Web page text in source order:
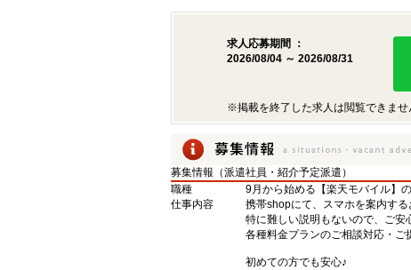
求人応募期間 ：
2026/08/04 ～ 2026/08/31
※掲載を終了した求人は閲覧できませ
募集情報（派遣社員・紹介予定派遣）
職種
9月から始める【楽天モバイル】
仕事内容
携帯shopにて、スマホを案内する
特に難しい説明もないので、ご安
各種料金プランのご相談対応・ご
初めての方でも安心♪